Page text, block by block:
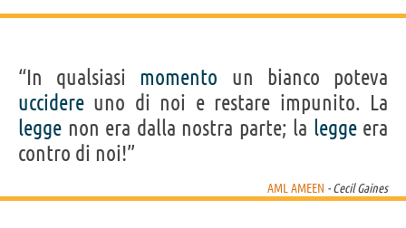
“In qualsiasi momento un bianco poteva
uccidere uno di noi e restare impunito. La
legge non era dalla nostra parte; la leggeera
contro di noi!”
AML AMEEN - Cecil Gaines